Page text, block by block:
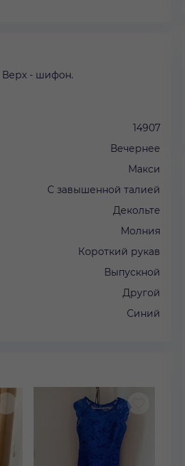
Верх - шифон.
14907
Вечернее
Макси
С завышенной талией
Декольте
Молния
Короткий рукав
Выпускной
Другой
Синий